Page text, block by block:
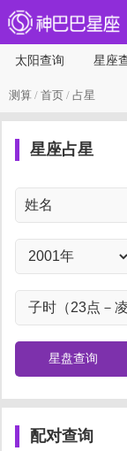
太阳查询 星座
测算 / 首页 / 占星
星座占星
星盘查询
配对查询